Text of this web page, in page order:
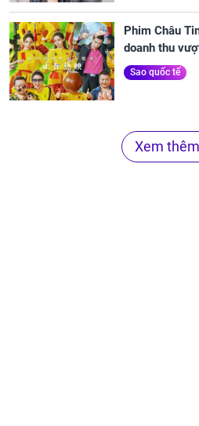
Phim Châu
doanh thu
Sao quốc tế
Xem thêm